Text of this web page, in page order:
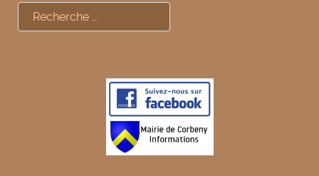
Rechercher